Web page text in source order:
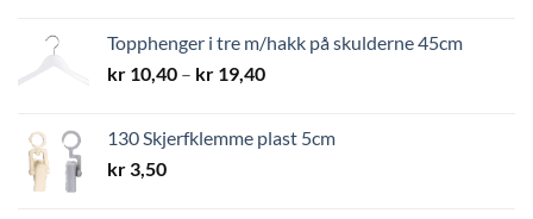
kr 8,40
Topphenger i tre m/hakk på skulderne 45cm
kr 10,40 – kr 19,40Prisområde:
kr 19,40
130 Skjerfklemme plast 5cm
kr 3,50